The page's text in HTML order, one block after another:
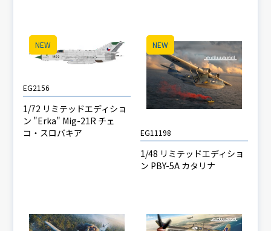
NEW
EG2156
1/72 リミテッドエディショ
ン "Erka" Mig-21R チェ
コ・スロバキア
NEW
EG11198
1/48 リミテッドエディショ
ン PBY-5A カタリナ